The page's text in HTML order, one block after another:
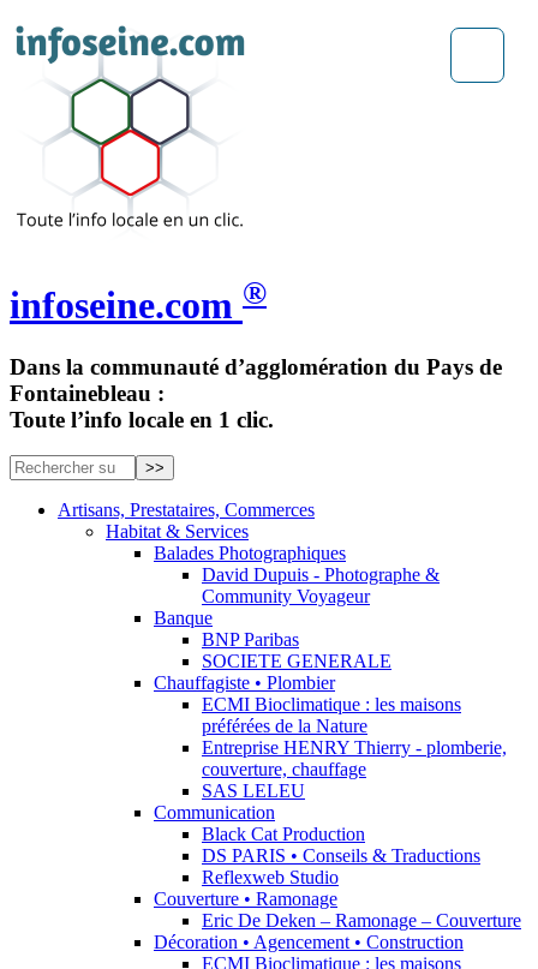
infoseine.com ®
Dans la communauté d’agglomération du Pays de
Fontainebleau :
Toute l’info locale en 1 clic.
Artisans, Prestataires, Commerces
Habitat & Services
Balades Photographiques
David Dupuis - Photographe &
Community Voyageur
Banque
BNP Paribas
SOCIETE GENERALE
Chauffagiste • Plombier
ECMI Bioclimatique : les maisons
préférées de la Nature
Entreprise HENRY Thierry - plomberie,
couverture, chauffage
SAS LELEU
Communication
Black Cat Production
DS PARIS • Conseils & Traductions
Reflexweb Studio
Couverture • Ramonage
Eric De Deken – Ramonage – Couverture
Décoration • Agencement • Construction
ECMI Bioclimatique : les maisons